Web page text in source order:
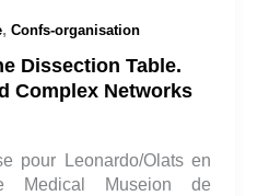
, Confs-organisation
Dissection Table.
Complex Networks
pour Leonardo/Olats en
Medical Museion de